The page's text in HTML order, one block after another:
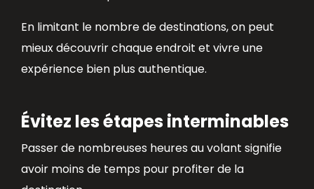
En limitant le nombre de destinations, on peut
mieux découvrir chaque endroit et vivre une
expérience bien plus authentique.
Évitez les étapes interminables
Passer de nombreuses heures au volant signifie
avoir moins de temps pour profiter de la